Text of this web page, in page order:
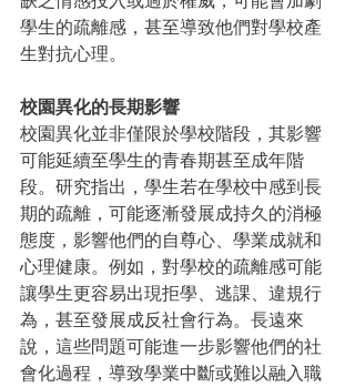
學生的疏離感，甚至導致他們對學校產
生對抗心理。
校園異化的長期影響
校園異化並非僅限於學校階段，其影響
可能延續至學生的青春期甚至成年階
段。研究指出，學生若在學校中感到長
期的疏離，可能逐漸發展成持久的消極
態度，影響他們的自尊心、學業成就和
心理健康。例如，對學校的疏離感可能
讓學生更容易出現拒學、逃課、違規行
為，甚至發展成反社會行為。長遠來
說，這些問題可能進一步影響他們的社
會化過程，導致學業中斷或難以融入職